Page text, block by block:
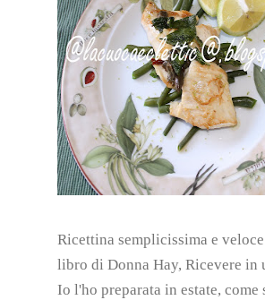
Ricettina semplicissima e
libro di Donna Hay, Ricevere in
Io l'ho preparata in estate, come